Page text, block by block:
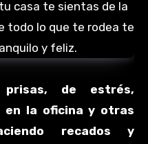
de estrés,
en la oficina y otras
recados y